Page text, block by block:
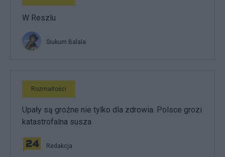
W Reszlu
Siukum Balala
Rozmaitości
Upały są groźne nie tylko dla zdrowia. Polsce grozi
katastrofalna susza
Redakcja